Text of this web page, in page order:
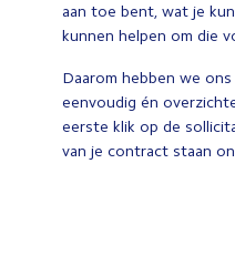
aan toe bent, wat je
kunnen helpen om die
Daarom hebben we
eenvoudig én
eerste klik op de
van je contract staan